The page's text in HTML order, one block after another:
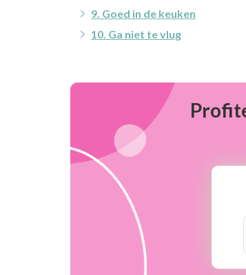
9. Goed in de keuken
10. Ga niet te vlug